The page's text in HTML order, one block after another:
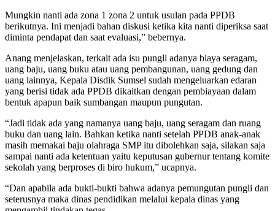
Mungkin nanti ada zona 1 zona 2 untuk usulan pada PPDB
berikutnya. Ini menjadi bahan diskusi ketika kita nanti diperiksa saat
diminta pendapat dan saat evaluasi,” bebernya.
Anang menjelaskan, terkait ada isu pungli adanya biaya seragam,
uang baju, uang buku atau uang pembangunan, uang gedung dan
uang lainnya, Kepala Disdik Sumsel sudah mengeluarkan edaran
yang berisi tidak ada PPDB dikaitkan dengan pembiayaan dalam
bentuk apapun baik sumbangan maupun pungutan.
“Jadi tidak ada yang namanya uang baju, uang seragam dan ruang
buku dan uang lain. Bahkan ketika nanti setelah PPDB anak-anak
masih memakai baju olahraga SMP itu dibolehkan saja, silakan saja
sampai nanti ada ketentuan yaitu keputusan gubernur tentang komite
sekolah yang berproses di biro hukum,” ucapnya.
“Dan apabila ada bukti-bukti bahwa adanya pemungutan pungli dan
seterusnya maka dinas pendidikan melalui kepala dinas yang